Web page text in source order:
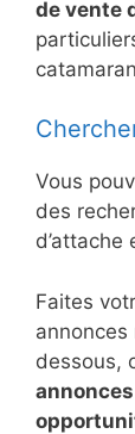
de vente
Vous
des
d’attache
Faites
dessous,